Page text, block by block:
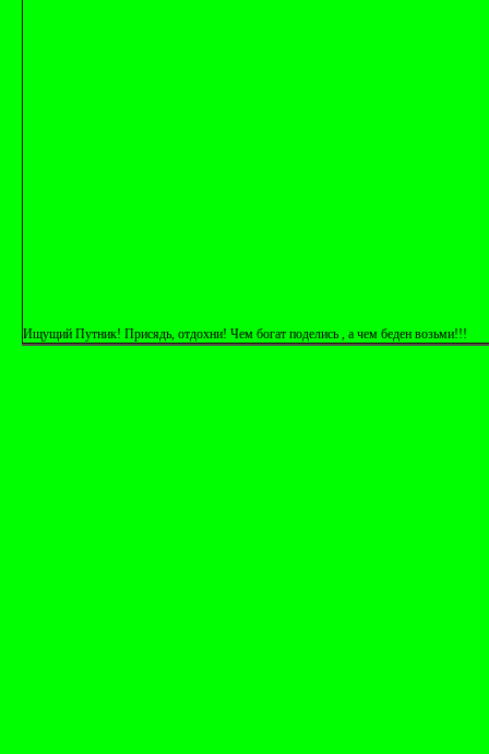
Ищущий Путник! Присядь, отдохни! Чем богат поделись , а чем беден возьми!!!